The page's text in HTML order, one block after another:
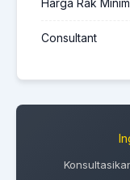
Harga Rak
Consultant